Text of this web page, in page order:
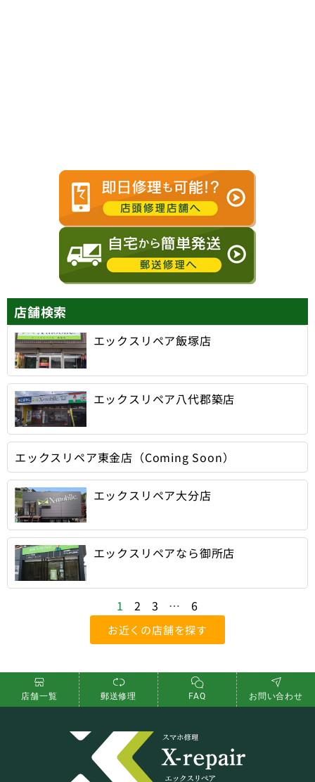
店舗検索
エックスリペア飯塚店
エックスリペア八代郡築店
エックスリペア東金店（Coming Soon）
エックスリペア大分店
エックスリペアなら御所店
1 2 3 … 6
お近くの店舗を探す
店舗一覧 郵送修理 FAQ お問い合わせ